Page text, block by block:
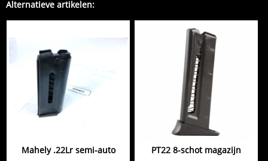
Alternatieve artikelen:
Mahely .22Lr semi-auto
PT22 8-schot magazijn